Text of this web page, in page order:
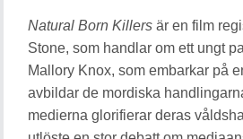
Natural Born Killersär en film
Stone, som handlar om ett ungt
Mallory Knox, som embarkar på
avbildar de mordiska
medierna glorifierar deras